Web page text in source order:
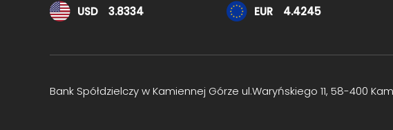
Kursy walut
USD 3.8334 EUR 4.4245
Bank Spółdzielczy w Kamiennej Górze ul.Waryńskiego 11, 58-400